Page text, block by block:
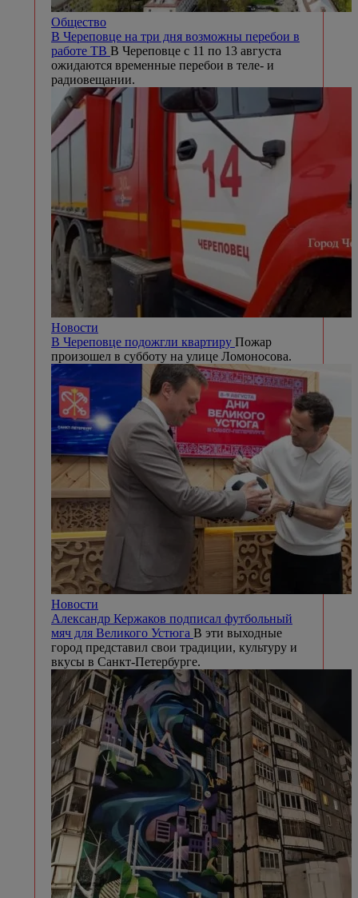
Общество
В Череповце на три дня возможны перебои в
работе ТВ В Череповце с 11 по 13 августа
ожидаются временные перебои в теле- и
радиовещании.
Новости
В Череповце подожгли квартиру Пожар
произошел в субботу на улице Ломоносова.
Новости
Александр Кержаков подписал футбольный
мяч для Великого Устюга В эти выходные
город представил свои традиции, культуру и
вкусы в Санкт-Петербурге.